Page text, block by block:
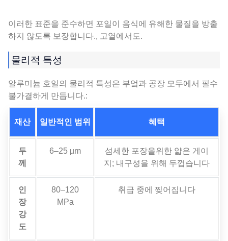
이러한 표준을 준수하면 포일이 음식에 유해한 물질을 방출
하지 않도록 보장합니다., 고열에서도.
물리적 특성
알루미늄 호일의 물리적 특성은 부엌과 공장 모두에서 필수
불가결하게 만듭니다.:
재산 일반적인 범위 혜택
두
께
6–25 µm
섬세한 포장을위한 얇은 게이
지; 내구성을 위해 두껍습니다
인
장
강
도
80–120
MPa
취급 중에 찢어집니다